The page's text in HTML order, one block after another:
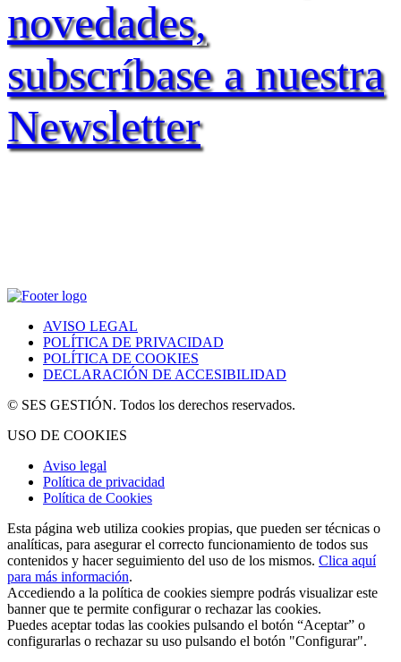
novedades,
subscríbase a nuestra
Newsletter
AVISO LEGAL
POLÍTICA DE PRIVACIDAD
POLÍTICA DE COOKIES
DECLARACIÓN DE ACCESIBILIDAD
© SES GESTIÓN. Todos los derechos reservados.
USO DE COOKIES
Aviso legal
Política de privacidad
Política de Cookies
Esta página web utiliza cookies propias, que pueden ser técnicas o
analíticas, para asegurar el correcto funcionamiento de todos sus
contenidos y hacer seguimiento del uso de los mismos. Clica aquí
para más información.
Accediendo a la política de cookies siempre podrás visualizar este
banner que te permite configurar o rechazar las cookies.
Puedes aceptar todas las cookies pulsando el botón “Aceptar” o
configurarlas o rechazar su uso pulsando el botón "Configurar".